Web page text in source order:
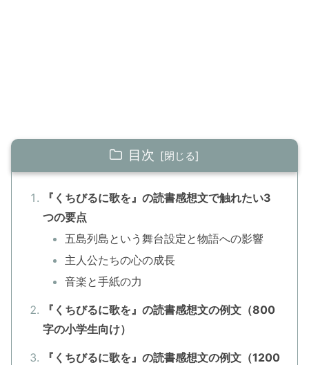
目次
『くちびるに歌を』の読書感想文で触れたい3
つの要点
五島列島という舞台設定と物語への影響
主人公たちの心の成長
音楽と手紙の力
『くちびるに歌を』の読書感想文の例文（800
字の小学生向け）
『くちびるに歌を』の読書感想文の例文（1200